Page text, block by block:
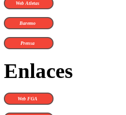
Web Atletas
Baremo
Prensa
Enlaces
Web FGA